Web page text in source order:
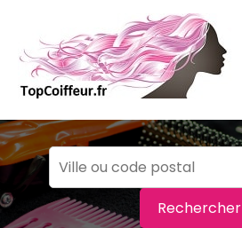
Rechercher